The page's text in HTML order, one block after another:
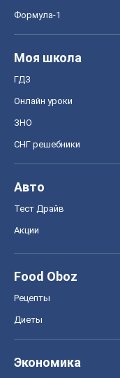
Формула-1
Моя школа
ГДЗ
Онлайн уроки
ЗНО
СНГ решебники
Авто
Тест Драйв
Акции
Food Oboz
Рецепты
Диеты
Экономика